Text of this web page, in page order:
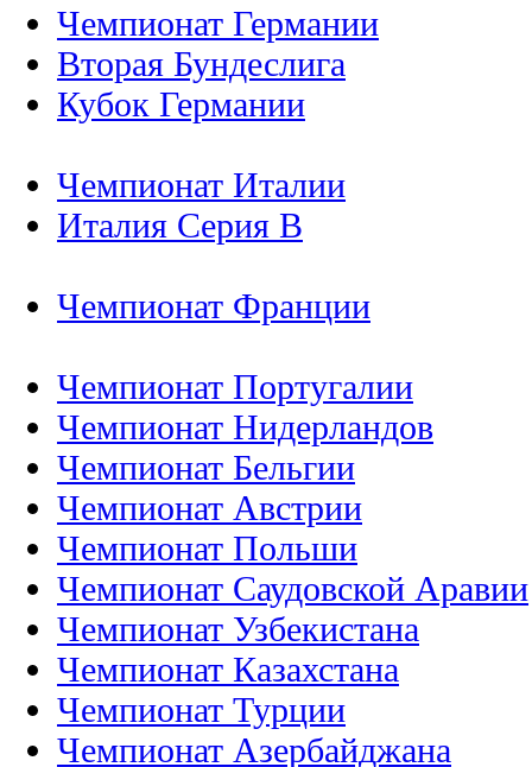
Чемпионат Германии
Вторая Бундеслига
Кубок Германии
Чемпионат Италии
Италия Серия B
Чемпионат Франции
Чемпионат Португалии
Чемпионат Нидерландов
Чемпионат Бельгии
Чемпионат Австрии
Чемпионат Польши
Чемпионат Саудовской Аравии
Чемпионат Узбекистана
Чемпионат Казахстана
Чемпионат Турции
Чемпионат Азербайджана